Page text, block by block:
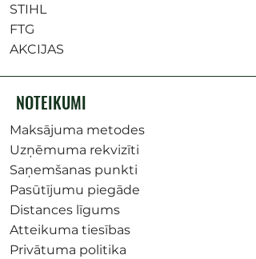
STIHL
FTG
AKCIJAS
NOTEIKUMI
Maksājuma metodes
Uzņēmuma rekvizīti
Saņemšanas punkti
Pasūtījumu piegāde
Distances līgums
Atteikuma tiesības
Privātuma politika